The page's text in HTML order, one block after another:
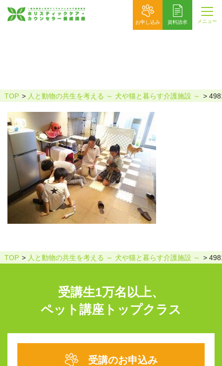
お申し込み 資料請求 メニュー
TOP 人と動物の共生を考える ～ 犬や猫と暮らす介護施設 ～
TOP 人と動物の共生を考える ～ 犬や猫と暮らす介護施設 ～
受講生1万名以上、
ペット講座トップクラス
受講のお申込み